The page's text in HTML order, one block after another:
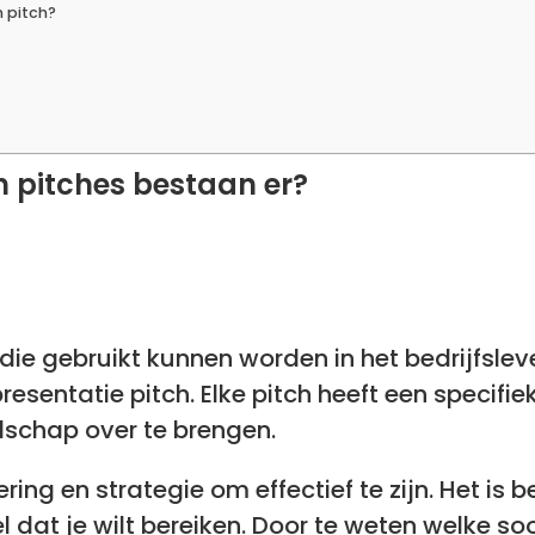
pitch?
pitches bestaan er?
gebruikt kunnen worden in het
pitch. Elke pitch heeft een
over te brengen.
en strategie om effectief te zijn. Het is
je wilt bereiken. Door te weten welke